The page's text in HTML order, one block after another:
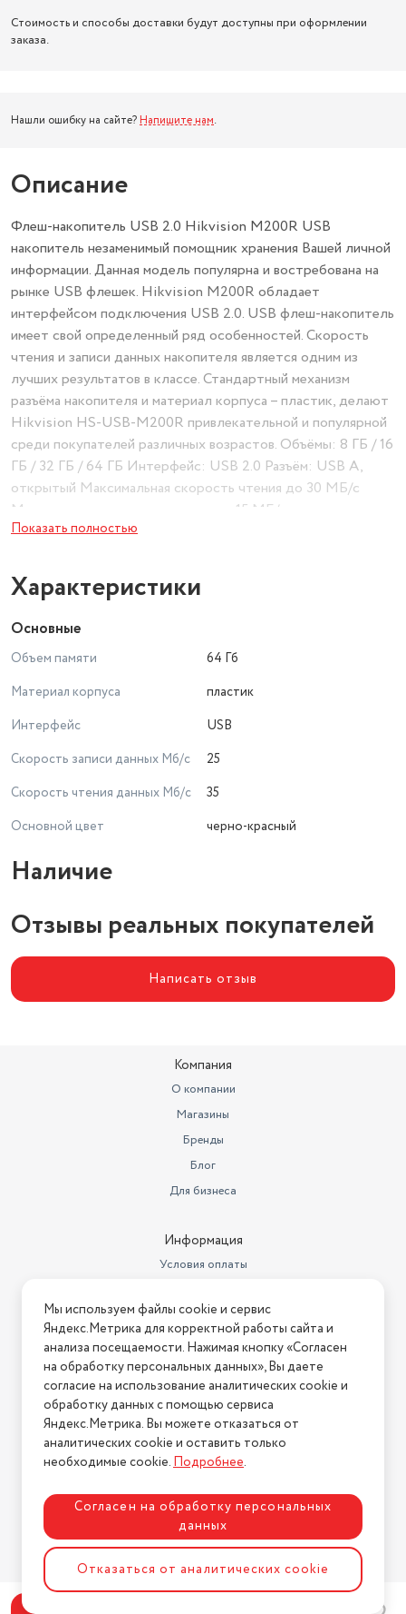
Стоимость и способы доставки будут доступны при оформлении
заказа.
Нашли ошибку на сайте? Напишите нам.
Описание
Флеш-накопитель USB 2.0 Hikvision M200R USB
накопитель незаменимый помощник хранения Вашей личной
информации. Данная модель популярна и востребована на
рынке USB флешек. Hikvision M200R обладает
интерфейсом подключения USB 2.0. USB флеш-накопитель
имеет свой определенный ряд особенностей. Скорость
чтения и записи данных накопителя является одним из
лучших результатов в классе. Стандартный механизм
разъёма накопителя и материал корпуса – пластик, делают
Hikvision HS-USB-M200R привлекательной и популярной
среди покупателей различных возрастов. Объёмы: 8 ГБ / 16
ГБ / 32 ГБ / 64 ГБ Интерфейс: USB 2.0 Разъём: USB А,
открытый Максимальная скорость чтения до 30 МБ/с
Максимальная скорость записи до 15 МБ/с
Показать полностью
Характеристики
Основные
Объем памяти
64 Гб
Материал корпуса
пластик
Интерфейс
USB
Скорость записи данных Мб/с
25
Скорость чтения данных Мб/с
35
Основной цвет
черно-красный
Наличие
Отзывы реальных покупателей
Написать отзыв
Компания
О компании
Магазины
Бренды
Блог
Для бизнеса
Информация
Условия оплаты
Условия возврата
Нашли ошибку на сайте? Напишите нам
2026 © Интернет-магазин "АстМаркет". У нас есть всё!
Политика конфиденциальности
Разработка сайтаASTDESIGN
Мы используем файлы cookie и сервис
Яндекс.Метрика для корректной работы сайта и
анализа посещаемости. Нажимая кнопку «Согласен
на обработку персональных данных», Вы даете
согласие на использование аналитических cookie и
обработку данных с помощью сервиса
Яндекс.Метрика. Вы можете отказаться от
аналитических cookie и оставить только
необходимые cookie.Подробнее.
Согласен на обработку персональных
данных
Отказаться от аналитических cookie